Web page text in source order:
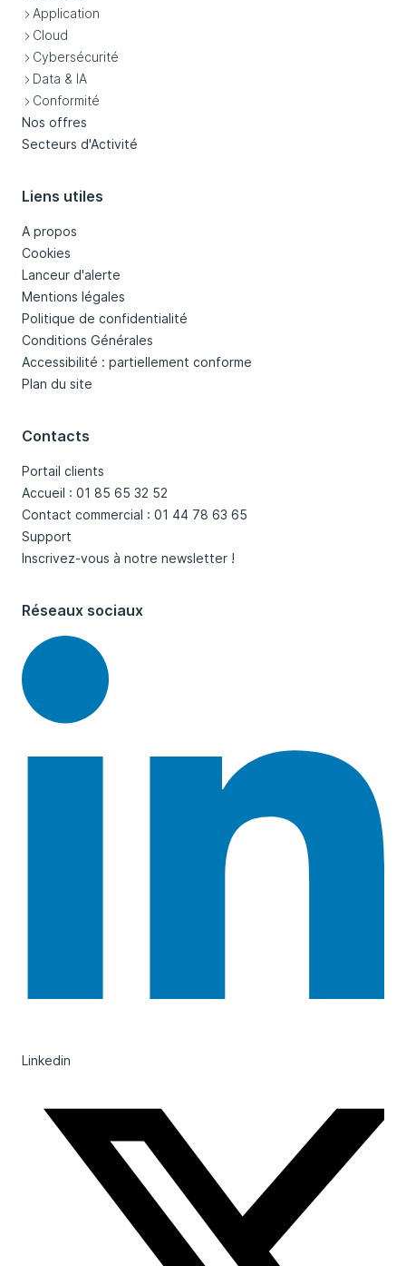
Application
Cloud
Cybersécurité
Data & IA
Conformité
Nos offres
Secteurs d'Activité
Liens utiles
A propos
Cookies
Lanceur d'alerte
Mentions légales
Politique de confidentialité
Conditions Générales
Accessibilité : partiellement conforme
Plan du site
Contacts
Portail clients
Accueil : 01 85 65 32 52
Contact commercial : 01 44 78 63 65
Support
Inscrivez-vous à notre newsletter !
Réseaux sociaux
Linkedin